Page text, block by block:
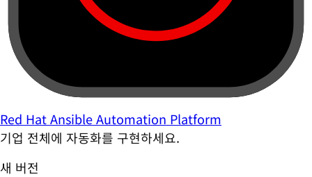
Red Hat Ansible Automation Platform
기업 전체에 자동화를 구현하세요.
새 버전